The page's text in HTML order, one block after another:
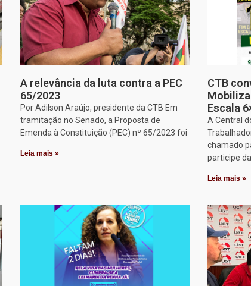
A relevância da luta contra a PEC
65/2023
Por Adilson Araújo, presidente da CTB Em
tramitação no Senado, a Proposta de
Emenda à Constituição (PEC) nº 65/2023 foi
Leia mais »
CTB
Escala
A Central
chamado
participe
Leia mais »